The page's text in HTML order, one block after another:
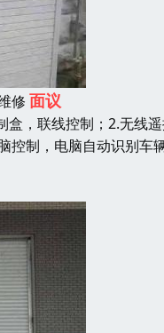
修 面议
，联线控制；2.无线
控制，电脑自动识别